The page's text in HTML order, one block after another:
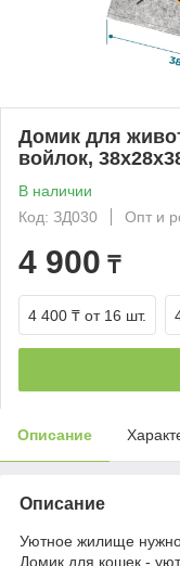
Домик для
войлок,
В наличии
Код: ЗД030
Опт и
4 900 ₸
4 400 ₸ от 16 шт.
Описание
Описание
Уютное жилище
Домик для кошек -